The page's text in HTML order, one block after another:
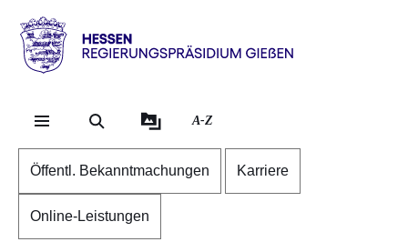
Direkt zum Kopf der
Direkt zum Inhalt
Direkt zum Fuß der
Hessen
RP
A-Z
Öffentl. Bekanntmachungen Karriere
Online-Leistungen